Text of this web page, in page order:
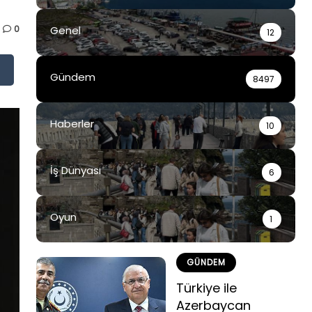
0 Genel 12
Gündem 8497
Haberler 10
İş Dünyası 6
Oyun 1
GÜNDEM
Türkiye ile
Azerbaycan